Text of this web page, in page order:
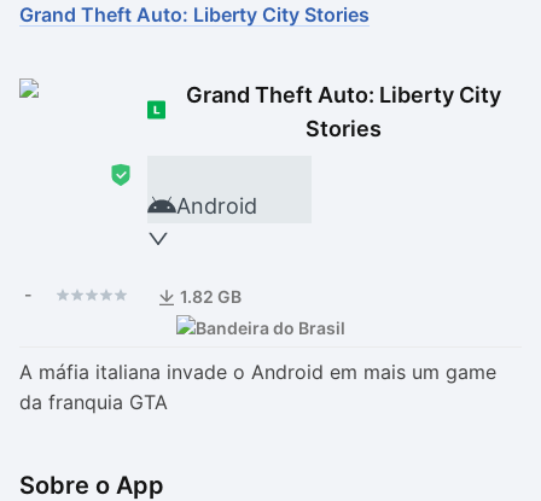
Ver mais
Ver mais
Grand Theft Auto: Liberty City Stories
Grand Theft Auto: Liberty City
Stories
Android
- 1.82 GB
A máfia italiana invade o Android em mais um game
da franquia GTA
Sobre o App